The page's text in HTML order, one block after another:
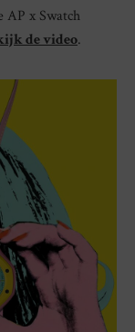
AP x Swatch
de video.